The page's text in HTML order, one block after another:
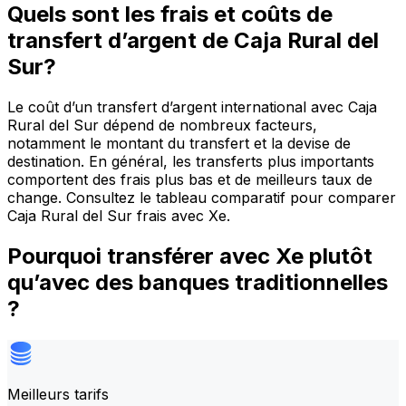
Quels sont les frais et coûts de
transfert d’argent de Caja Rural del
Sur?
Le coût d’un transfert d’argent international avec Caja
Rural del Sur dépend de nombreux facteurs,
notamment le montant du transfert et la devise de
destination. En général, les transferts plus importants
comportent des frais plus bas et de meilleurs taux de
change. Consultez le tableau comparatif pour comparer
Caja Rural del Sur frais avec Xe.
Pourquoi transférer avec Xe plutôt
qu’avec des banques traditionnelles
?
Meilleurs tarifs